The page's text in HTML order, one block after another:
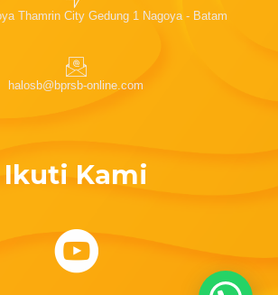
Thamrin City Gedung 1 Nagoya - Batam
halosb@bprsb-online.com
Ikuti Kami